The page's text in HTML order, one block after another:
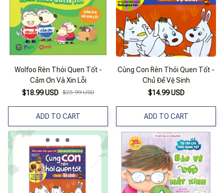
Wolfoo Rèn Thói Quen Tốt -
Cảm Ơn Và Xin Lỗi
$18.99 USD $25.99 USD
ADD TO CART
Cùng Con Rèn Thói Quen Tốt -
Chủ Đề Vệ Sinh
$14.99 USD
ADD TO CART